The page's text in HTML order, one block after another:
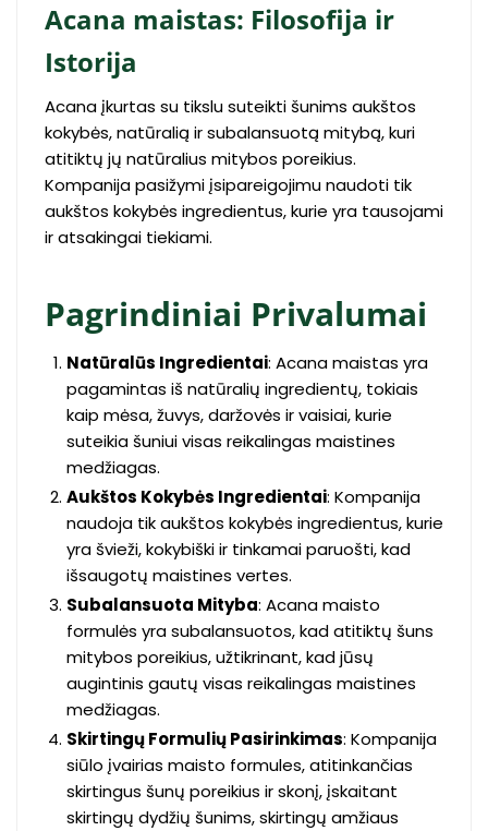
Acana maistas: Filosofija ir
Istorija
Acana įkurtas su tikslu suteikti šunims aukštos
kokybės, natūralią ir subalansuotą mitybą, kuri
atitiktų jų natūralius mitybos poreikius.
Kompanija pasižymi įsipareigojimu naudoti tik
aukštos kokybės ingredientus, kurie yra tausojami
ir atsakingai tiekiami.
Pagrindiniai Privalumai
Natūralūs Ingredientai: Acana maistas yra
pagamintas iš natūralių ingredientų, tokiais
kaip mėsa, žuvys, daržovės ir vaisiai, kurie
suteikia šuniui visas reikalingas maistines
medžiagas.
Aukštos Kokybės Ingredientai: Kompanija
naudoja tik aukštos kokybės ingredientus, kurie
yra švieži, kokybiški ir tinkamai paruošti, kad
išsaugotų maistines vertes.
Subalansuota Mityba: Acana maisto
formulės yra subalansuotos, kad atitiktų šuns
mitybos poreikius, užtikrinant, kad jūsų
augintinis gautų visas reikalingas maistines
medžiagas.
Skirtingų Formulių Pasirinkimas: Kompanija
siūlo įvairias maisto formules, atitinkančias
skirtingus šunų poreikius ir skonį, įskaitant
skirtingų dydžių šunims, skirtingų amžiaus